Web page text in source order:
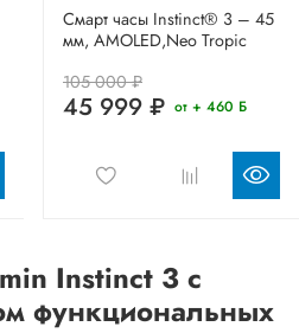
Смарт часы Instinct® 3 – 45
мм, AMOLED,Neo Tropic
105 000 ₽
45 999 ₽ от + 460 Б
Instinct 3 с
функциональных